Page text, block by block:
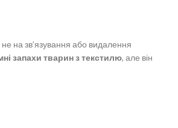
не на зв’язування або видалення
запахи тварин з текстилю, але він